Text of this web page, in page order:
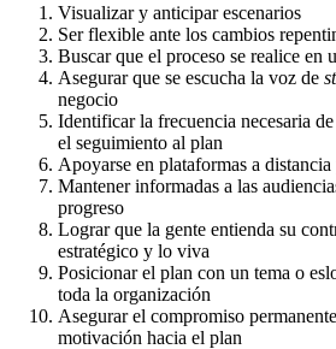
Visualizar y anticipar escenarios
Ser flexible ante los cambios
Buscar que el proceso se realice en
Asegurar que se escucha la voz de
negocio
Identificar la frecuencia necesaria
el seguimiento al plan
Apoyarse en plataformas a
Mantener informadas a las
progreso
Lograr que la gente entienda su
estratégico y lo viva
Posicionar el plan con un tema o
toda la organización
Asegurar el compromiso
motivación hacia el plan